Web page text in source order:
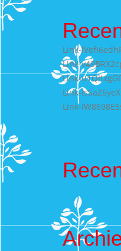
Link-
Link-
Link-
Link-
Link-